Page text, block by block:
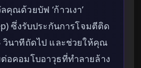
คุณด้วยบัฟ ‘ก้าวเงา’
ซึ่งรับประกันการโจมตีติด
วินาทีถัดไป และช่วยให้คุณ
อคอมโบอาวุธที่ทำลายล้าง